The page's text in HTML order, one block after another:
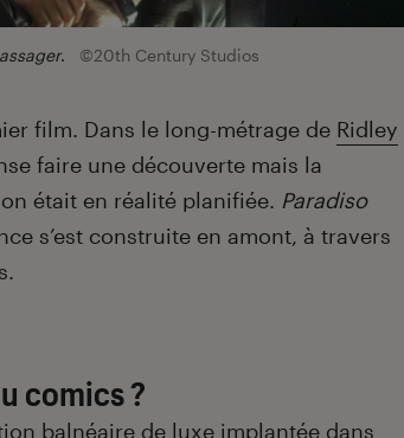
. ©20th Century Studios
film. Dans le long-métrage de Ridley
faire une découverte mais la
était en réalité planifiée. Paradiso
s’est construite en amont, à travers
comics ?
balnéaire de luxe implantée dans